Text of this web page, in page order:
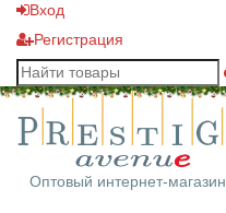
Вход
Регистрация
Оптовый интернет-магазин